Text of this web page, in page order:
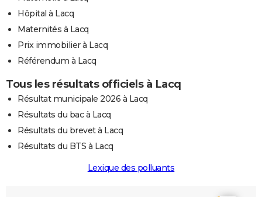
Hôpital à Lacq
Maternités à Lacq
Prix immobilier à Lacq
Référendum à Lacq
Tous les résultats officiels à Lacq
Résultat municipale 2026 à Lacq
Résultats du bac à Lacq
Résultats du brevet à Lacq
Résultats du BTS à Lacq
Lexique des polluants